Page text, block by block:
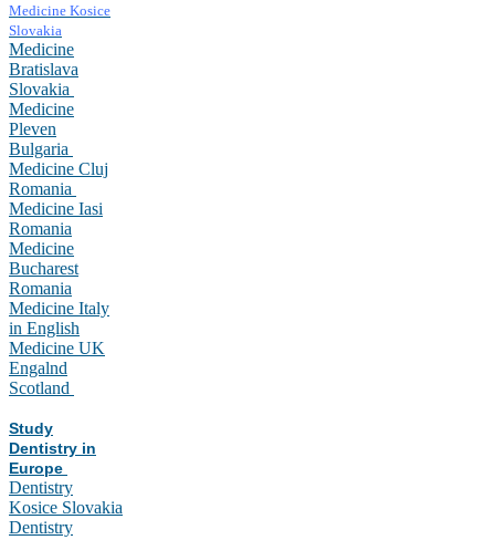
Medicine Kosice
Slovakia
Medicine
Bratislava
Slovakia
Medicine
Pleven
Bulgaria
Medicine Cluj
Romania
Medicine Iasi
Romania
Medicine
Bucharest
Romania
Medicine Italy
in English
Medicine UK
Engalnd
Scotland
Study
Dentistry in
Europe
Dentistry
Kosice Slovakia
Dentistry